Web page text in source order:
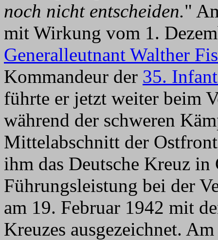
noch nicht entscheiden."
mit Wirkung vom 1.
Generalleutnant Walther
Kommandeur der 35.
führte er jetzt weiter beim
während der schweren
Mittelabschnitt der
ihm das Deutsche Kreuz
Führungsleistung bei der
am 19. Februar 1942 mit
Kreuzes ausgezeichnet.